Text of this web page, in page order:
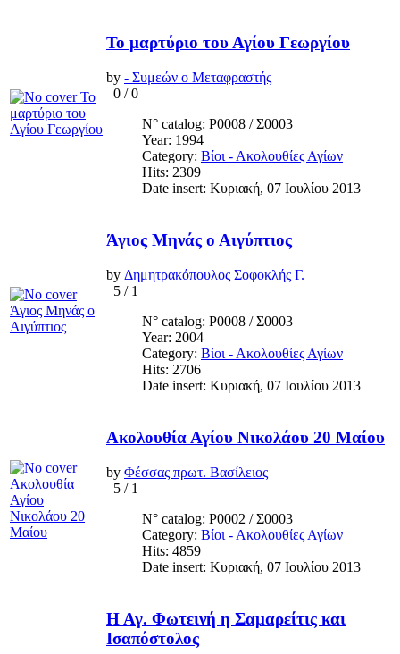
Το μαρτύριο του Αγίου Γεωργίου
by - Συμεών ο Μεταφραστής
0 /0
N° catalog: Ρ0008 / Σ0003
Year: 1994
Category: Βίοι - Ακολουθίες Αγίων
Hits: 2309
Date insert: Κυριακή, 07 Ιουλίου 2013
Άγιος Μηνάς ο Αιγύπτιος
by Δημητρακόπουλος Σοφοκλής Γ.
5 / 1
N° catalog: Ρ0008 / Σ0003
Year: 2004
Category: Βίοι - Ακολουθίες Αγίων
Hits: 2706
Date insert: Κυριακή, 07 Ιουλίου 2013
Ακολουθία Αγίου Νικολάου 20 Μαίου
by Φέσσας πρωτ. Βασίλειος
5 / 1
N° catalog: Ρ0002 / Σ0003
Category: Βίοι - Ακολουθίες Αγίων
Hits: 4859
Date insert: Κυριακή, 07 Ιουλίου 2013
Η Αγ. Φωτεινή η Σαμαρείτις και
Ισαπόστολος